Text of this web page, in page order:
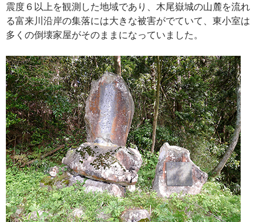
震度６以上を観測した地域であり、木尾嶽城の山麓を流れ
る富来川沿岸の集落には大きな被害がでていて、東小室は
多くの倒壊家屋がそのままになっていました。